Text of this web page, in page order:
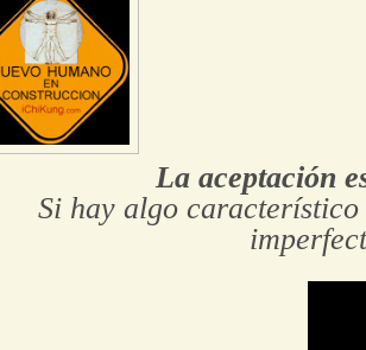
La aceptación
Si hay algo característico